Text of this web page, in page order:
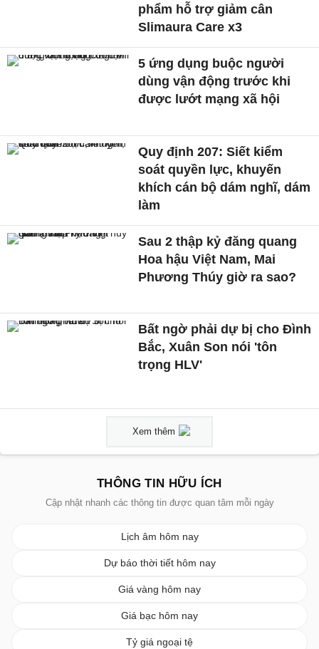
phẩm hỗ trợ giảm cân
Slimaura Care x3
5 ứng dụng buộc người
dùng vận động trước khi
được lướt mạng xã hội
Quy định 207: Siết kiểm
soát quyền lực, khuyến
khích cán bộ dám nghĩ, dám
làm
Sau 2 thập kỷ đăng quang
Hoa hậu Việt Nam, Mai
Phương Thúy giờ ra sao?
Bất ngờ phải dự bị cho Đình
Bắc, Xuân Son nói 'tôn
trọng HLV'
Xem thêm
THÔNG TIN HỮU ÍCH
Cập nhật nhanh các thông tin được quan tâm mỗi ngày
Lịch âm hôm nay
Dự báo thời tiết hôm nay
Giá vàng hôm nay
Giá bạc hôm nay
Tỷ giá ngoại tệ